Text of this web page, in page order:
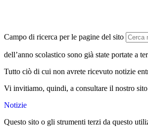
Campo di ricerca per le pagine del sito
dell’anno scolastico sono già state portate a
Tutto ciò di cui non avrete ricevuto notizie
Vi invitiamo, quindi, a consultare il nostro
Notizie
Questo sito o gli strumenti terzi da questo